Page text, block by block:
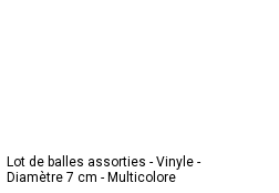
Lot de balles assorties - Vinyle -
Diamètre 7 cm - Multicolore